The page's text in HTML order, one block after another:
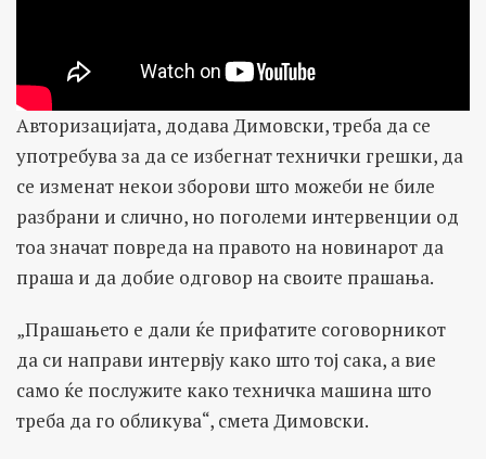
Авторизацијата, додава Димoвски, треба да се
употребува за да се избегнат технички грешки, да
се изменат некои зборови што можеби не биле
разбрани и слично, но поголеми интервенции од
тоа значат повреда на правото на новинарот да
праша и да добие одговор на своите прашања.
„Прашањето е дали ќе прифатите соговорникот
да си направи интервју како што тој сака, а вие
само ќе послужите како техничка машина што
треба да го обликува“, смета Димoвски.